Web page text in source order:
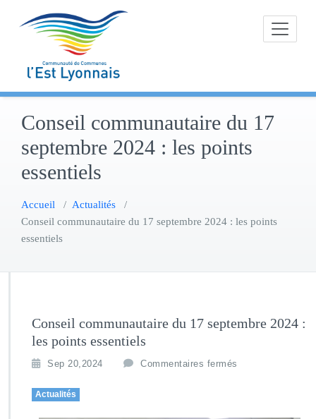
Conseil communautaire du 17
septembre 2024 : les points
essentiels
Accueil / Actualités /
Conseil communautaire du 17 septembre 2024 : les points
essentiels
Conseil communautaire du 17 septembre 2024 :
les points essentiels
Sep 20,2024 Commentaires fermés
Actualités